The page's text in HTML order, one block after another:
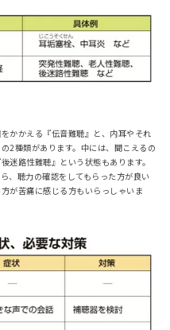
かかえる『伝音難聴』と、内耳やそれ
2種類があります。中には、聞こえるの
迷路性難聴』という状態もあります。
、聴力の確認をしてもらった方が良い
が苦痛に感じる方もいらっしゃいま